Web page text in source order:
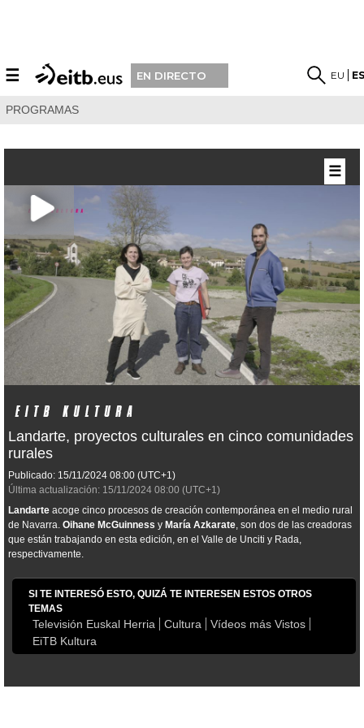
☰ EN DIRECTO EU
PROGRAMAS
Landarte, proyectos culturales en cinco comunidades
rurales
Publicado: 15/11/2024 08:00 (UTC+1)
Última actualización: 15/11/2024 08:00 (UTC+1)
Landarte acoge cinco procesos de creación contemporánea en el medio rural
de Navarra. Oihane McGuinness y María Azkarate, son dos de las creadoras
que están trabajando en esta edición, en el Valle de Unciti y Rada,
respectivamente.
SI TE INTERESÓ ESTO, QUIZÁ TE INTERESEN ESTOS OTROS
TEMAS
Televisión Euskal Herria Cultura
Vídeos más Vistos
EiTB Kultura
☰